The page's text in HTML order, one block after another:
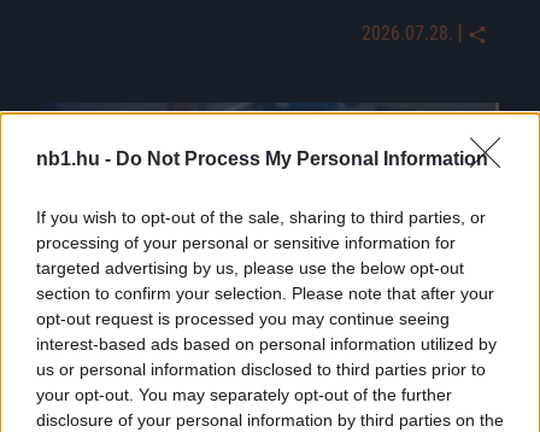
nb1.hu - Do Not Process My Personal Information
If you wish to opt-out of the sale, sharing to third parties, or
processing of your personal or sensitive information for
targeted advertising by us, please use the below opt-out
section to confirm your selection. Please note that after your
opt-out request is processed you may continue seeing
interest-based ads based on personal information utilized by
us or personal information disclosed to third parties prior to
your opt-out. You may separately opt-out of the further
disclosure of your personal information by third parties on the
2026.07.28. |
Hírek
MTK–ZTE: Két VAR-vizsgálat sem állította meg
Kerezsit és a hazaiakat